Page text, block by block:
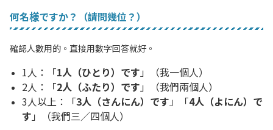
何名様ですか？（請問幾位？）
確認人數用的。直接用數字回答就好。
1人：「1人（ひとり）です 」（我一個人）
2人：「2人（ふたり）です 」（我們兩個人）
3人以上：「3人（さんにん）です 」「4人（よにん）で
す 」（我們三／四個人）